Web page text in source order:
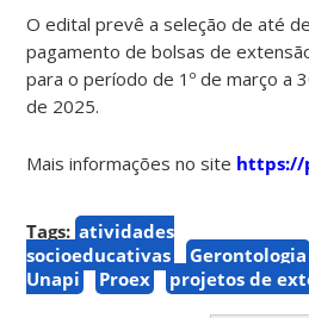
O edital prevê a seleção de até
pagamento de bolsas de
para o período de 1º de março a
de 2025.
Mais informações no site https://
Tags: atividades
socioeducativas
Gerontologia
Unapi
Proex projetos de